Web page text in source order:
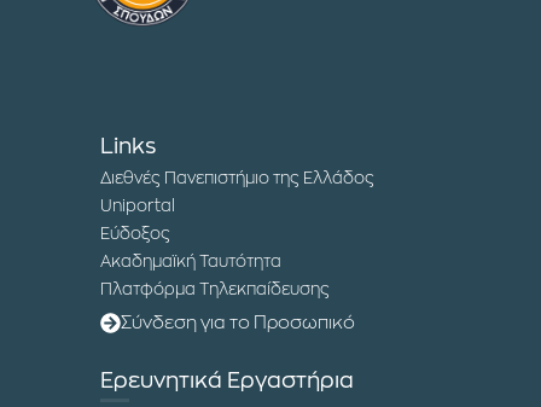
Links
Διεθνές Πανεπιστήμιο της Ελλάδος
Uniportal
Εύδοξος
Ακαδημαϊκή Ταυτότητα
Πλατφόρμα Τηλεκπαίδευσης
Σύνδεση για το Προσωπικό
Ερευνητικά Εργαστήρια